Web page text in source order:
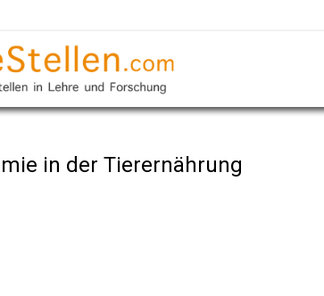
in der Tierernährung